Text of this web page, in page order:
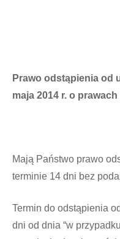
Prawo odstąpienia od
maja 2014 r. o
Mają Państwo prawo
terminie 14 dni bez
Termin do odstąpienia
dni od dnia “w